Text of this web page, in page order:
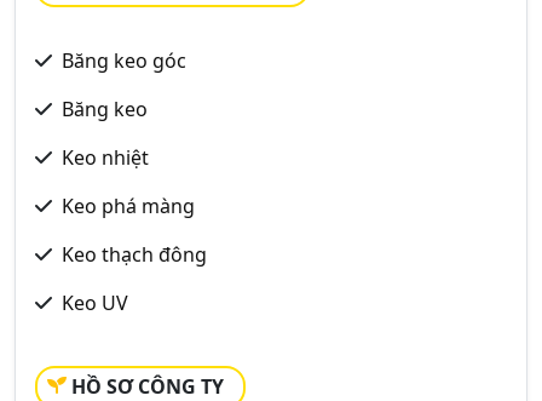
Băng keo góc
Băng keo
Keo nhiệt
Keo phá màng
Keo thạch đông
Keo UV
HỒ SƠ CÔNG TY